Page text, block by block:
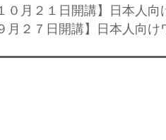
０月２１日開講】日本人
月２７日開講】日本人向